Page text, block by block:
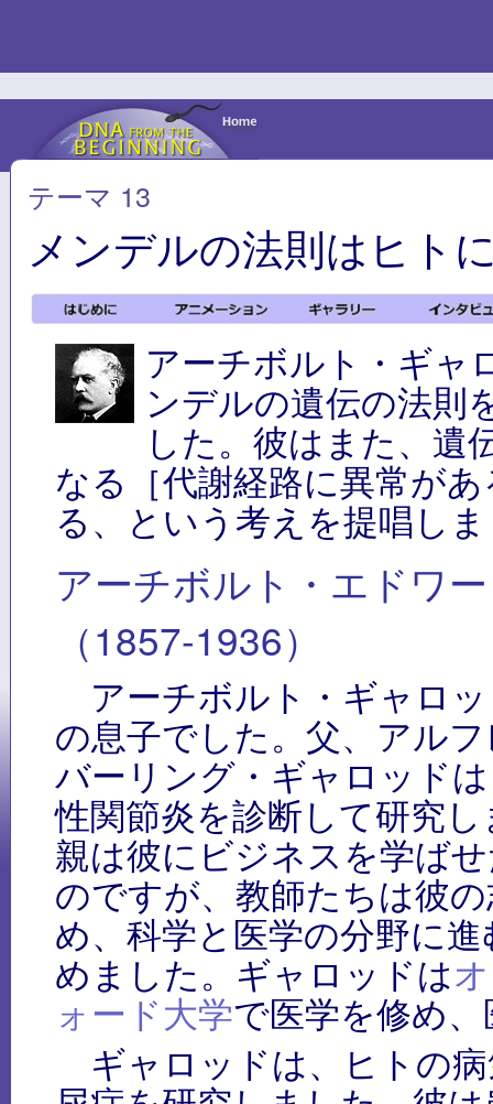
テーマ 13
メンデルの法則はヒト
アーチボルト・ギャ
ンデルの遺伝の法則
した。彼はまた、遺
なる［代謝経路に異常が
る、という考えを提唱し
アーチボルト・エドワ
（1857-1936）
アーチボルト・ギャロ
の息子でした。父、アル
バーリング・ギャロッド
性関節炎を診断して研究
親は彼にビジネスを学ば
のですが、教師たちは彼
め、科学と医学の分野に
めました。ギャロッドは
ォード大学で医学を修め
ギャロッドは、ヒトの